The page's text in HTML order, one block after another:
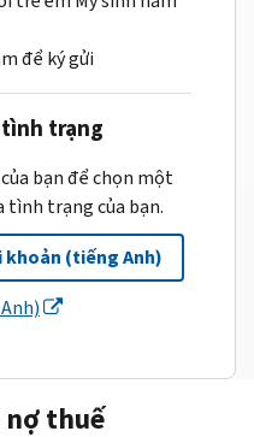
để ký gửi
trạng
bạn để chọn một
tình trạng của bạn.
(tiếng Anh)
thuế